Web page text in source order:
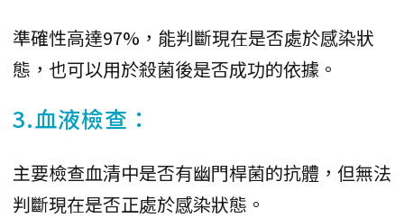
準確性高達97%，能判斷現在是否處於感染狀
態，也可以用於殺菌後是否成功的依據。
3.血液檢查：
主要檢查血清中是否有幽門桿菌的抗體，但無法
判斷現在是否正處於感染狀態。